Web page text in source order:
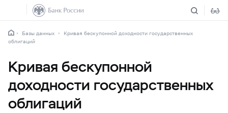
Базы данных
Кривая бескупонной доходности государственных
облигаций
Кривая бескупонной
доходности государственных
облигаций